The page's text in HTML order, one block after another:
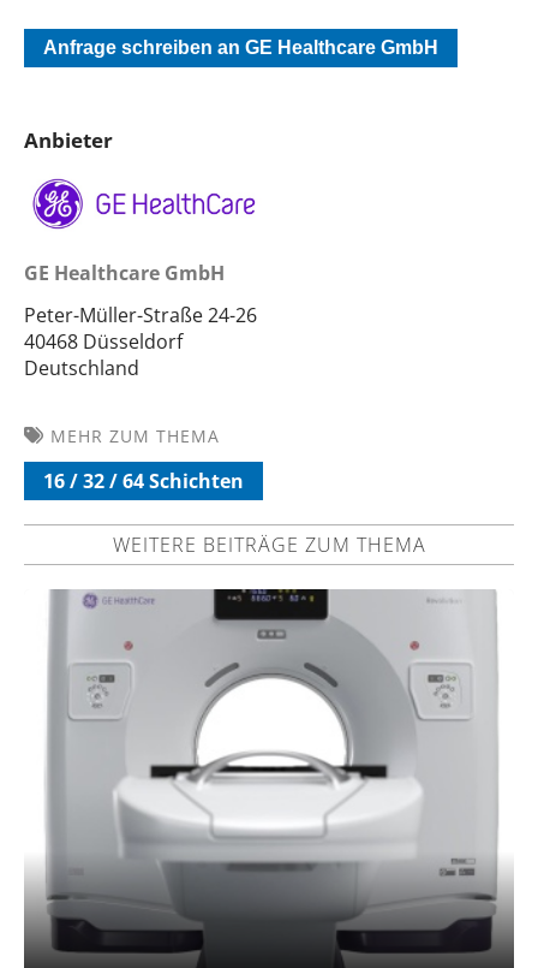
Anfrage schreiben an GE Healthcare GmbH
Anbieter
GE Healthcare GmbH
Peter-Müller-Straße 24-26
40468 Düsseldorf
Deutschland
MEHR ZUM THEMA
16 / 32 / 64 Schichten
WEITERE BEITRÄGE ZUM THEMA